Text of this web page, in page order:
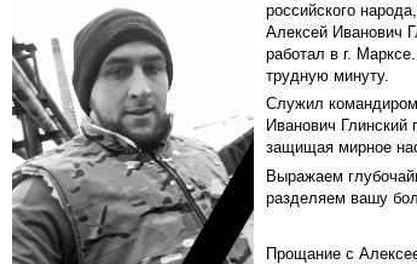
российского
Алексей Иванович
работал в г.
трудную минуту.
Служил
Иванович Глинский
защищая мирное
Выражаем
разделяем вашу
Прощание с